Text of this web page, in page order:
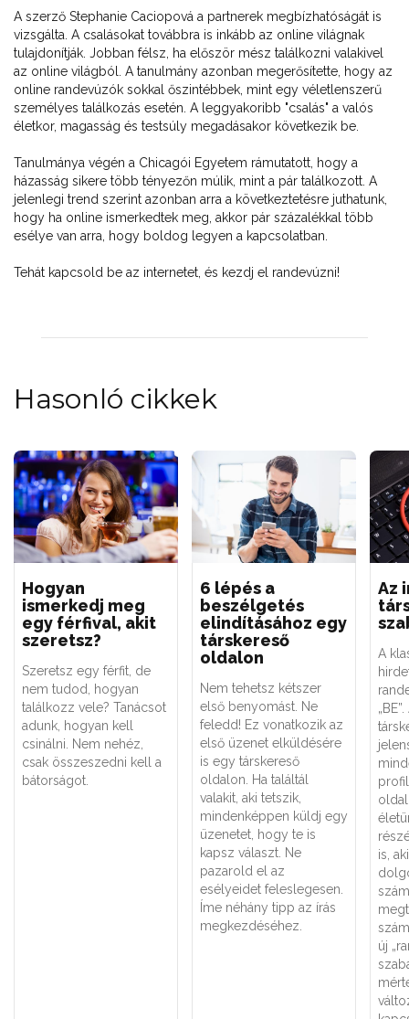
A szerző Stephanie Caciopová a partnerek megbízhatóságát is
vizsgálta. A csalásokat továbbra is inkább az online világnak
tulajdonítják. Jobban félsz, ha először mész találkozni valakivel
az online világból. A tanulmány azonban megerősítette, hogy az
online randevúzók sokkal őszintébbek, mint egy véletlenszerű
személyes találkozás esetén. A leggyakoribb "csalás" a valós
életkor, magasság és testsúly megadásakor következik be.
Tanulmánya végén a Chicagói Egyetem rámutatott, hogy a
házasság sikere több tényezőn múlik, mint a pár találkozott. A
jelenlegi trend szerint azonban arra a következtetésre juthatunk,
hogy ha online ismerkedtek meg, akkor pár százalékkal több
esélye van arra, hogy boldog legyen a kapcsolatban.
Tehát kapcsold be az internetet, és kezdj el randevúzni!
Hasonló cikkek
Hogyan
ismerkedj meg
egy férfival, akit
szeretsz?
Szeretsz egy férfit, de
nem tudod, hogyan
találkozz vele? Tanácsot
adunk, hogyan kell
csinálni. Nem nehéz,
csak összeszedni kell a
bátorságot.
6 lépés a
beszélgetés
elindításához egy
társkereső
oldalon
Nem tehetsz kétszer
első benyomást. Ne
feledd! Ez vonatkozik az
első üzenet elküldésére
is egy társkereső
oldalon. Ha találtál
valakit, aki tetszik,
mindenképpen küldj egy
üzenetet, hogy te is
kapsz választ. Ne
pazarold el az
esélyeidet feleslegesen.
Íme néhány tipp az írás
megkezdéséhez.
Az
A
is,
új